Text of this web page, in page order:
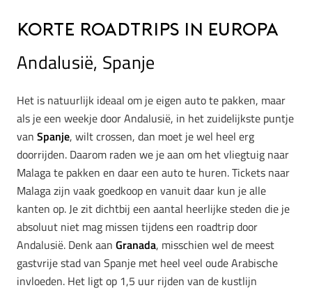
Korte roadtrips in Europa
Andalusië, Spanje
Het is natuurlijk ideaal om je eigen auto te pakken, maar
als je een weekje door Andalusië, in het zuidelijkste puntje
van Spanje, wilt crossen, dan moet je wel heel erg
doorrijden. Daarom raden we je aan om het vliegtuig naar
Malaga te pakken en daar een auto te huren. Tickets naar
Malaga zijn vaak goedkoop en vanuit daar kun je alle
kanten op. Je zit dichtbij een aantal heerlijke steden die je
absoluut niet mag missen tijdens een roadtrip door
Andalusië. Denk aan Granada, misschien wel de meest
gastvrije stad van Spanje met heel veel oude Arabische
invloeden. Het ligt op 1,5 uur rijden van de kustlijn